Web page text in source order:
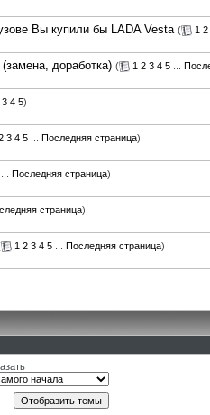
Вы купили бы LADA Vesta ( 1 2
доработка) ( 1 2 3 4 5
3 4 5)
3 4 5 Последняя страница)
Последняя страница)
страница)
1 2 3 4 5 Последняя страница)